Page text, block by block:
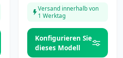
Versand innerhalb von
1 Werktag
Konfigurieren Sie
dieses Modell